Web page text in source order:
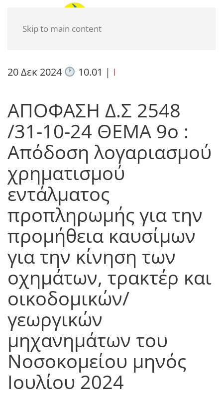
Skip to main content
20 Δεκ 2024 10.01 | I
ΑΠΟΦΑΣΗ Δ.Σ 2548
/31-10-24 ΘΕΜΑ 9ο :
Απόδοση λογαριασμού
χρηματισμού
εντάλματος
προπληρωμής για την
προμήθεια καυσίμων
για την κίνηση των
οχημάτων, τρακτέρ και
οικοδομικών/
γεωργικών
μηχανημάτων του
Νοσοκομείου μηνός
Ιουλίου 2024